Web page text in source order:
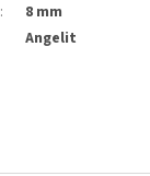
:
8 mm
Angelit